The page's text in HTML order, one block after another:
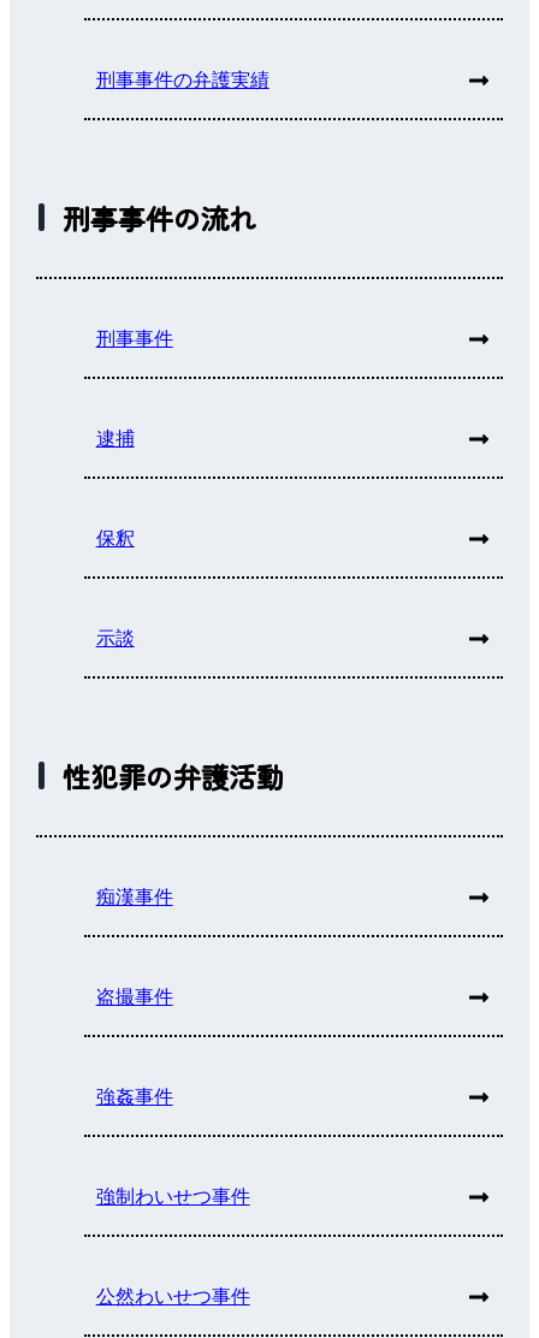
刑事事件の弁護実績
刑事事件の流れ
刑事事件
逮捕
保釈
示談
性犯罪の弁護活動
痴漢事件
盗撮事件
強姦事件
強制わいせつ事件
公然わいせつ事件